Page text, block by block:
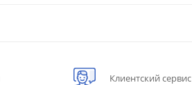
Клиентский сервис